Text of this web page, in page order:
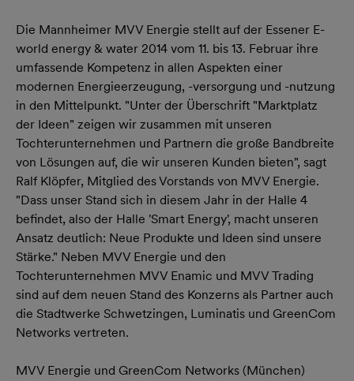
Die Mannheimer MVV Energie stellt auf der Essener E-
world energy & water 2014 vom 11. bis 13. Februar ihre
umfassende Kompetenz in allen Aspekten einer
modernen Energieerzeugung, -versorgung und -nutzung
in den Mittelpunkt. "Unter der Überschrift "Marktplatz
der Ideen" zeigen wir zusammen mit unseren
Tochterunternehmen und Partnern die große Bandbreite
von Lösungen auf, die wir unseren Kunden bieten", sagt
Ralf Klöpfer, Mitglied des Vorstands von MVV Energie.
"Dass unser Stand sich in diesem Jahr in der Halle 4
befindet, also der Halle 'Smart Energy', macht unseren
Ansatz deutlich: Neue Produkte und Ideen sind unsere
Stärke." Neben MVV Energie und den
Tochterunternehmen MVV Enamic und MVV Trading
sind auf dem neuen Stand des Konzerns als Partner auch
die Stadtwerke Schwetzingen, Luminatis und GreenCom
Networks vertreten.
MVV Energie und GreenCom Networks (München)